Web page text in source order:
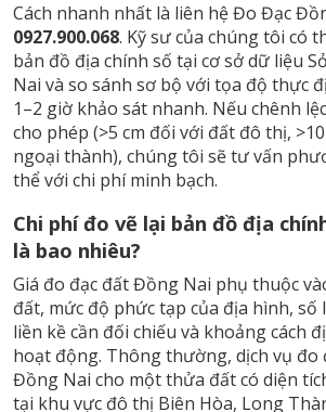
Cách nhanh nhất là liên hệ Đo Đạc
0927.900.068. Kỹ sư của chúng tôi có
bản đồ địa chính số tại cơ sở dữ liệu
Nai và so sánh sơ bộ với tọa độ thực
1–2 giờ khảo sát nhanh. Nếu chênh
cho phép (>5 cm đối với đất đô thị,
ngoại thành), chúng tôi sẽ tư vấn
thể với chi phí minh bạch.
Chi phí đo vẽ lại bản đồ địa
là bao nhiêu?
Giá đo đạc đất Đồng Nai phụ thuộc
đất, mức độ phức tạp của địa hình,
liền kề cần đối chiếu và khoảng cách
hoạt động. Thông thường, dịch vụ đo
Đồng Nai cho một thửa đất có diện
tại khu vực đô thị Biên Hòa, Long